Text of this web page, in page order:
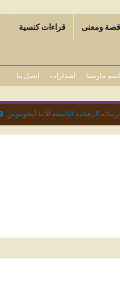
قصة ومعنى قراءات كنسية
مارمينا اصدارات اتصل بنا
الرهبانية التاسعة للأنبا أنطونيوس